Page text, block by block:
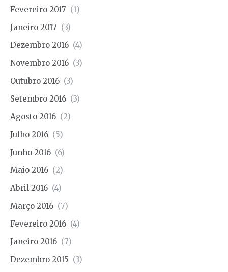
Fevereiro 2017 (1)
Janeiro 2017 (3)
Dezembro 2016 (4)
Novembro 2016 (3)
Outubro 2016 (3)
Setembro 2016 (3)
Agosto 2016 (2)
Julho 2016 (5)
Junho 2016 (6)
Maio 2016 (2)
Abril 2016 (4)
Março 2016 (7)
Fevereiro 2016 (4)
Janeiro 2016 (7)
Dezembro 2015 (3)